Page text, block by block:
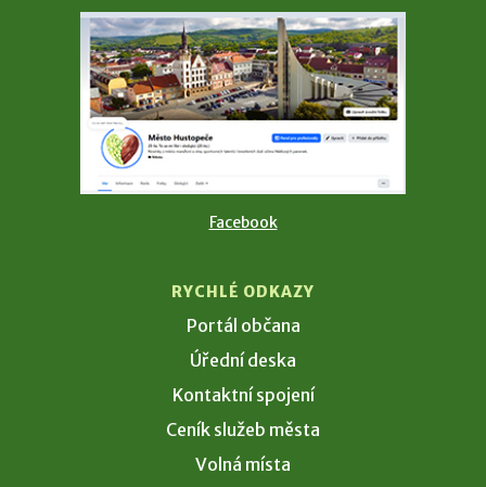
Facebook
RYCHLÉ ODKAZY
Portál občana
Úřední deska
Kontaktní spojení
Ceník služeb města
Volná místa